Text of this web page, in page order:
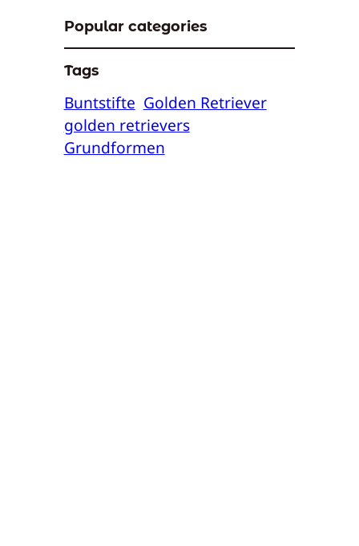
Popular categories
Tags
Buntstifte Golden Retriever
golden retrievers
Grundformen